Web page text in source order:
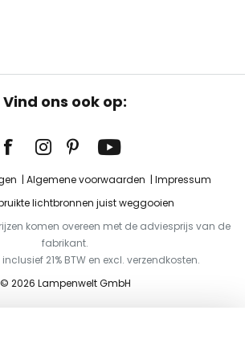
Vind ons ook op:
Algemene voorwaarden
Impressum
lichtbronnen juist weggooien
komen overeen met de adviesprijs van de
fabrikant.
21% BTW en excl. verzendkosten.
© 2026 Lampenwelt GmbH